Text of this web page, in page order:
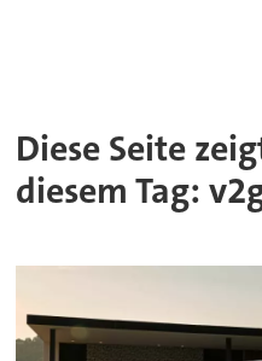
Diese Seite
diesem Tag: